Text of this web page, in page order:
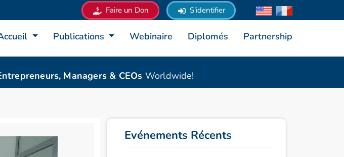
Faire un Don S'identifier
Publications Webinaire Diplomés Partnership
Managers & CEOs Worldwide!
Evénements Récents